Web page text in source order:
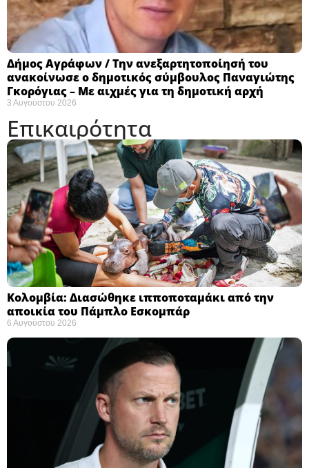
Δήμος Αγράφων / Την ανεξαρτητοποίησή του
ανακοίνωσε ο δημοτικός σύμβουλος Παναγιώτης
Γκορόγιας – Με αιχμές για τη δημοτική αρχή
3 Αυγούστου 2026
Επικαιρότητα
Κολομβία: Διασώθηκε ιπποποταμάκι από την
αποικία του Πάμπλο Εσκομπάρ ​
6 Αυγούστου 2026